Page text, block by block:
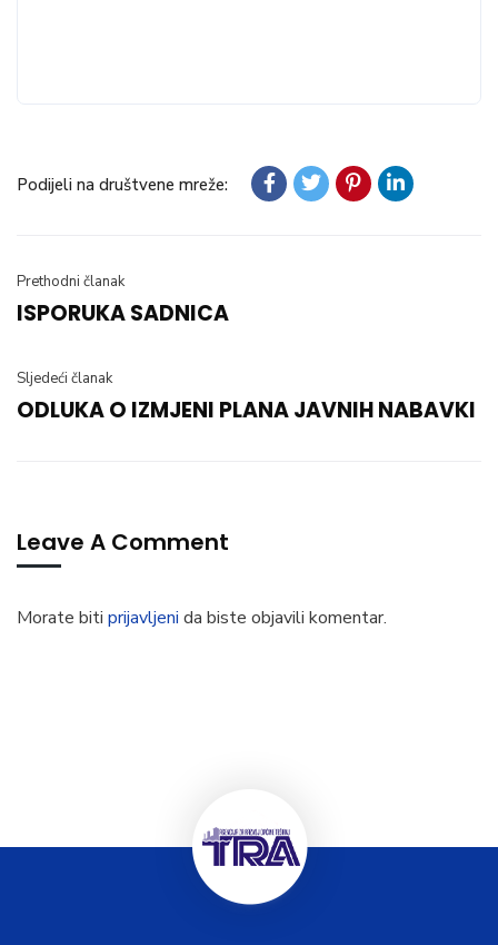
Podijeli na društvene mreže:
Prethodni članak
ISPORUKA SADNICA
Sljedeći članak
ODLUKA O IZMJENI PLANA JAVNIH NABAVKI
Leave A Comment
Morate biti prijavljeni da biste objavili komentar.